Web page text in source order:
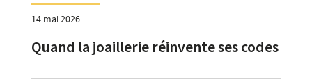
14 mai 2026
Quand la joaillerie réinvente ses codes